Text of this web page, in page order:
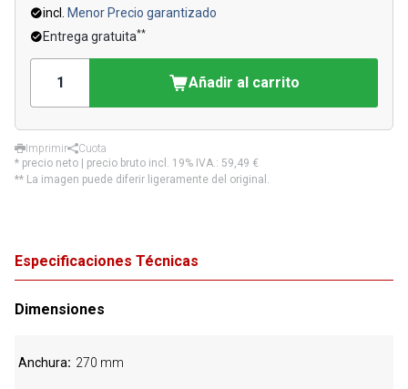
incl.
Menor Precio garantizado
Entrega gratuita**
Añadir al carrito
Imprimir
Cuota
* precio neto | precio bruto incl. 19% IVA.: 59,49 €
** La imagen puede diferir ligeramente del original.
Especificaciones Técnicas
Dimensiones
Anchura 270 mm